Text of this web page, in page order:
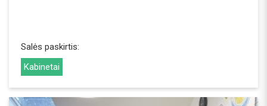
Salės paskirtis:
Kabinetai